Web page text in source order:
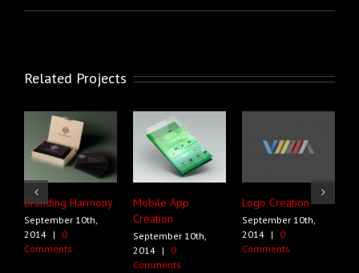
Related Projects
Branding Harmony
September 10th,
2014 |
0
Comments
Mobile App
Creation
September 10th,
2014 |
0
Comments
Logo Creation
September 10th,
2014 |
0
Comments